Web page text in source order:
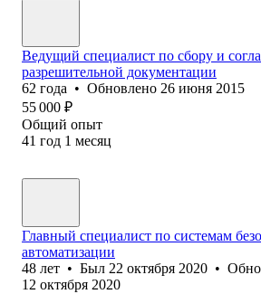
Ведущий специалист по сбору и
разрешительной документации
62 года • Обновлено 26 июня 2015
55 000 ₽
Общий опыт
41 год 1 месяц
Главный специалист по системам
автоматизации
48 лет • Был 22 октября 2020 •
12 октября 2020